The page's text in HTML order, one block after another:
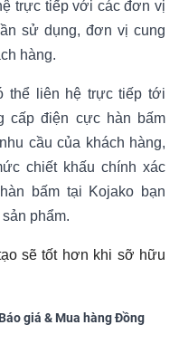
trực tiếp với các đơn vị
sử dụng, đơn vị cung
hàng.
thể liên hệ trực tiếp tới
cấp điện cực hàn bấm
cầu của khách hàng,
chiết khấu chính xác
bấm tại Kojako bạn
phẩm.
sẽ tốt hơn khi sỡ hữu
giá & Mua hàng Đồng